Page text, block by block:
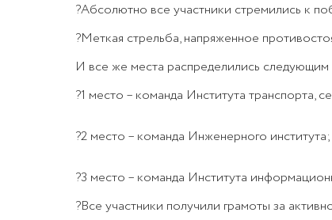
?Абсолютно все участники стремились к
?Меткая стрельба, напряженное
И все же места распределились
?1 место – команда Института транспорта,
?2 место – команда Инженерного института;
?3 место – команда Института
?Все участники получили грамоты за